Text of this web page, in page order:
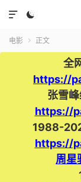


电影  正文
全
https://
张雪
https://
1988-
https://
周星